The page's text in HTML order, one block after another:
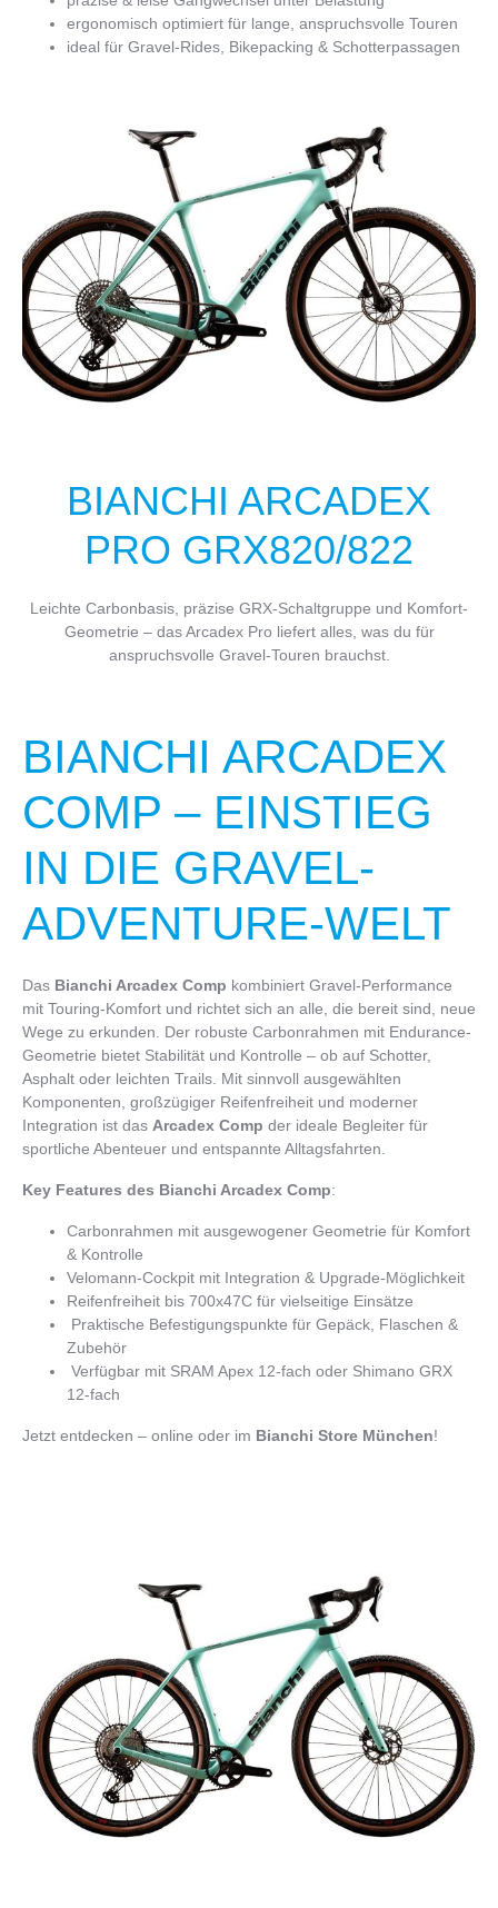
ergonomisch optimiert für lange, anspruchsvolle Touren
ideal für Gravel-Rides, Bikepacking & Schotterpassagen
BIANCHI ARCADEX
PRO GRX820/822
Leichte Carbonbasis, präzise GRX-Schaltgruppe und Komfort-
Geometrie – das Arcadex Pro liefert alles, was du für
anspruchsvolle Gravel-Touren brauchst.
BIANCHI ARCADEX
COMP – EINSTIEG
IN DIE GRAVEL-
ADVENTURE-WELT
Das Bianchi Arcadex Comp kombiniert Gravel-Performance
mit Touring-Komfort und richtet sich an alle, die bereit sind, neue
Wege zu erkunden. Der robuste Carbonrahmen mit Endurance-
Geometrie bietet Stabilität und Kontrolle – ob auf Schotter,
Asphalt oder leichten Trails. Mit sinnvoll ausgewählten
Komponenten, großzügiger Reifenfreiheit und moderner
Integration ist das Arcadex Comp der ideale Begleiter für
sportliche Abenteuer und entspannte Alltagsfahrten.
Key Features des Bianchi Arcadex Comp:
Carbonrahmen mit ausgewogener Geometrie für Komfort
& Kontrolle
Velomann-Cockpit mit Integration & Upgrade-Möglichkeit
Reifenfreiheit bis 700x47C für vielseitige Einsätze
Praktische Befestigungspunkte für Gepäck, Flaschen &
Zubehör
Verfügbar mit SRAM Apex 12-fach oder Shimano GRX
12-fach
Jetzt entdecken – online oder im Bianchi Store München!